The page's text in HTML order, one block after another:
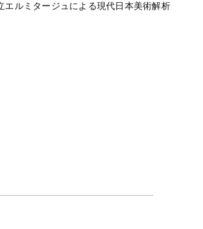
エルミタージュによる現代日本美術解析